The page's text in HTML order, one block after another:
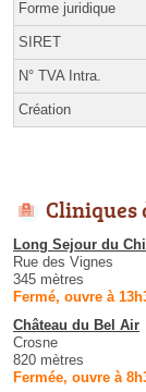
Forme juridique
SIRET
N° TVA Intra.
Création
Cliniques
Long Sejour du
Rue des Vignes
345 mètres
Fermé, ouvre à
Château du Bel Air
Crosne
820 mètres
Fermée, ouvre à